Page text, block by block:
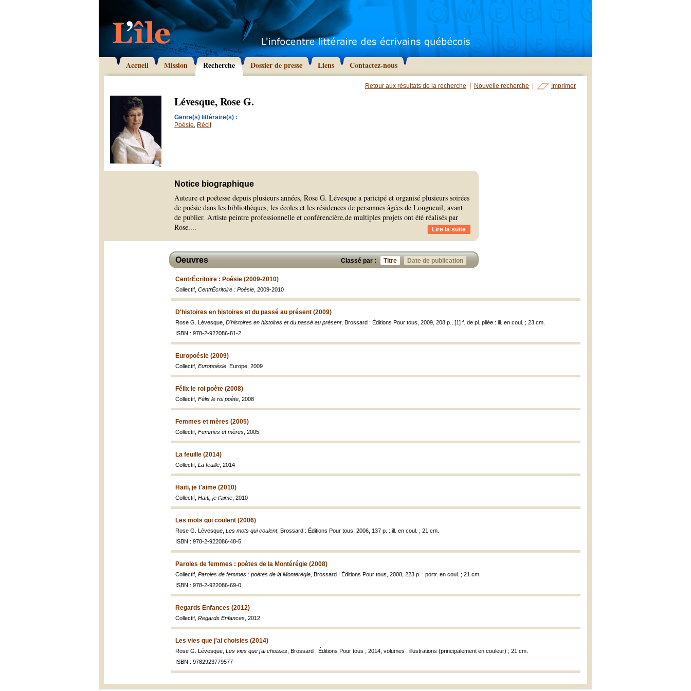
Accueil Mission Recherche Dossier de presse Liens Contactez-nous
Retour aux résultats de la recherche Nouvelle recherche Imprimer
Lévesque, Rose G.
Genre(s) littéraire(s) :
Poésie, Récit
Notice biographique
Auteure et poétesse depuis plusieurs années, Rose G. Lévesque a paricipé et organisé plusieurs soirées
de poésie dans les bibliothèques, les écoles et les résidences de personnes âgées de Longueuil, avant
de publier. Artiste peintre professionnelle et conférencière,de multiples projets ont été réalisés par
Rose.... Lire la suite
Classé par : Titre Date de publication
Oeuvres
CentrÉcritoire : Poésie (2009-2010)
Collectif, CentrÉcritoire : Poésie , 2009-2010
D'histoires en histoires et du passé au présent (2009)
Rose G. Lévesque, D'histoires en histoires et du passé au présent, Brossard : Éditions Pour tous, 2009, 208 p., [1] f. de pl. pliée : ill. en coul. ; 23 cm.
ISBN : 978-2-922086-81-2
Europoésie (2009)
Collectif, Europoésie , Europe, 2009
Félix le roi poète (2008)
Collectif, Félix le roi poète , 2008
Femmes et mères (2005)
Collectif, Femmes et mères , 2005
La feuille (2014)
Collectif, La feuille , 2014
Haïti, je t'aime (2010)
Collectif, Haïti, je t'aime , 2010
Les mots qui coulent (2006)
Rose G. Lévesque, Les mots qui coulent, Brossard : Éditions Pour tous, 2006, 137 p. : ill. en coul. ; 21 cm.
ISBN : 978-2-922086-48-5
Paroles de femmes : poètes de la Montérégie (2008)
Collectif, Paroles de femmes : poètes de la Montérégie , Brossard : Éditions Pour tous, 2008, 223 p. : portr. en coul. ; 21 cm.
ISBN : 978-2-922086-69-0
Regards Enfances (2012)
Collectif, Regards Enfances , 2012
Les vies que j'ai choisies (2014)
Rose G. Lévesque, Les vies que j'ai choisies , Brossard : Éditions Pour tous , 2014, volumes : illustrations (principalement en couleur) ; 21 cm.
ISBN : 9782923779577